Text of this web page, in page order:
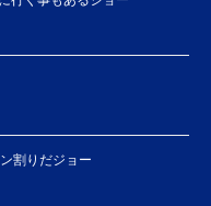
割りだジョー